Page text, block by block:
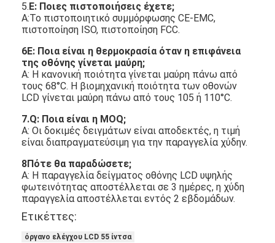
5. Ε: Ποιες πιστοποιήσεις έχετε;
Α:Το πιστοποιητικό συμμόρφωσης CE-EMC,
πιστοποίηση ISO, πιστοποίηση FCC.
6Ε: Ποια είναι η θερμοκρασία όταν η επιφάνεια
της οθόνης γίνεται μαύρη;
Α: Η κανονική ποιότητα γίνεται μαύρη πάνω από
τους 68°C. Η βιομηχανική ποιότητα των οθονών
LCD γίνεται μαύρη πάνω από τους 105 ή 110°C.
7.Q: Ποια είναι η MOQ;
Α: Οι δοκιμές δειγμάτων είναι αποδεκτές, η τιμή
είναι διαπραγματεύσιμη για την παραγγελία χύδην.
8Πότε θα παραδώσετε;
Α: Η παραγγελία δείγματος οθόνης LCD υψηλής
φωτεινότητας αποστέλλεται σε 3 ημέρες, η χύδη
παραγγελία αποστέλλεται εντός 2 εβδομάδων.
Ετικέττες:
όργανο ελέγχου LCD 55 ίντσα